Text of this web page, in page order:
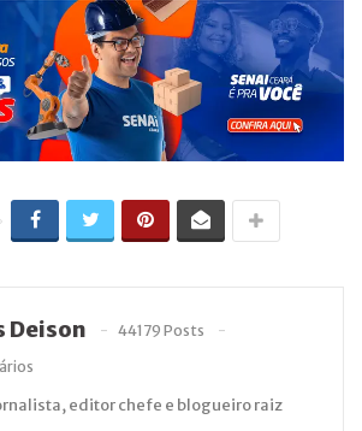
Deison
44179 Posts
editor chefe e blogueiro raiz